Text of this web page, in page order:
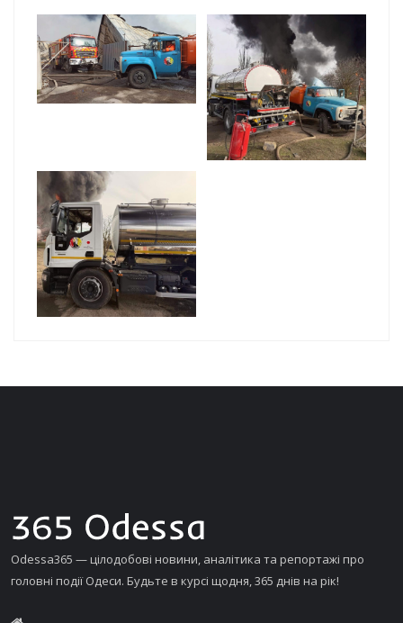
Odessa365 — цілодобові новини, аналітика та репортажі про
головні події Одеси. Будьте в курсі щодня, 365 днів на рік!